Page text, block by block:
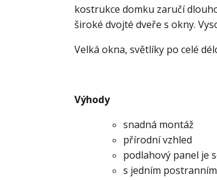
kostrukce domku zaručí
široké dvojté dveře s okny.
Velká okna, světlíky po celé
Výhody
snadná montáž
přírodní vzhled
podlahový panel je
s jedním